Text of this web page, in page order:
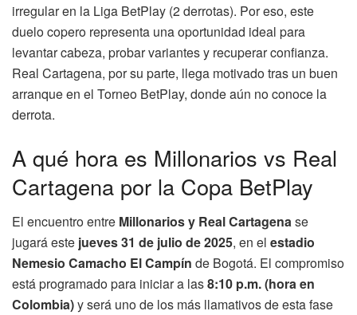
irregular en la Liga BetPlay (2 derrotas). Por eso, este
duelo copero representa una oportunidad ideal para
levantar cabeza, probar variantes y recuperar confianza.
Real Cartagena, por su parte, llega motivado tras un buen
arranque en el Torneo BetPlay, donde aún no conoce la
derrota.
A qué hora es Millonarios vs Real
Cartagena por la Copa BetPlay
El encuentro entre Millonarios y Real Cartagenase
jugará este jueves 31 de julio de 2025, en el estadio
Nemesio Camacho El Campín de Bogotá. El compromiso
está programado para iniciar a las8:10 p.m. (hora en
Colombia)y será uno de los más llamativos de esta fase